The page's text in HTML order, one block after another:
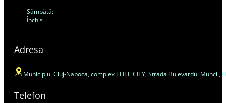
Sâmbătă:
Închis
Adresa
Municipiul Cluj-Napoca, complex ELITE CITY, Strada Bulevardul Muncii,
Telefon